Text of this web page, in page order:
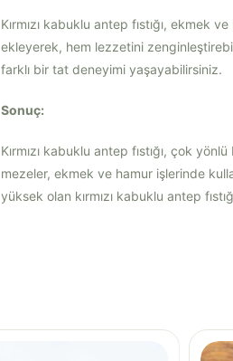
Kırmızı kabuklu antep fıstığı,
ekleyerek, hem lezzetini
farklı bir tat deneyimi yaşayabilirsiniz.
Sonuç:
Kırmızı kabuklu antep fıstığı, çok
mezeler, ekmek ve hamur işlerinde
yüksek olan kırmızı kabuklu antep